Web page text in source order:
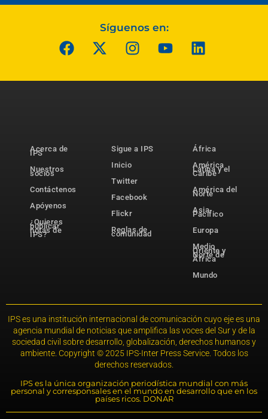
Síguenos en:
Acerca de
IPS
Nuestros
socios
Contáctenos
Apóyenos
¿Quieres
publicar
notas de
IPS?
Sigue a IPS
Inicio
Twitter
Facebook
Flickr
Reglas de
comunidad
África
América
Latina y el
Caribe
América del
Norte
Asia-
Pacífico
Europa
Medio
Oriente y
Norte de
África
Mundo
IPS es una institución internacional de comunicación cuyo eje es una
agencia mundial de noticias que amplifica las voces del Sur y de la
sociedad civil sobre desarrollo, globalización, derechos humanos y
ambiente. Copyright © 2025 IPS-Inter Press Service. Todos los
derechos reservados.
IPS es la única organización periodística mundial con más
personal y corresponsales en el mundo en desarrollo que en los
países ricos. DONAR